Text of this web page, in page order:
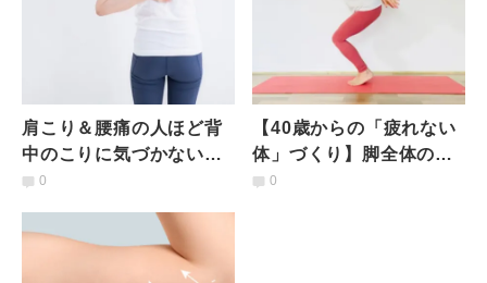
肩こり＆腰痛の人ほど背
中のこりに気づかない？
壁を使って背中のこりを
0
【40歳からの「疲れない
体」づくり】脚全体の筋
肉を鍛えて疲れにくい体
0